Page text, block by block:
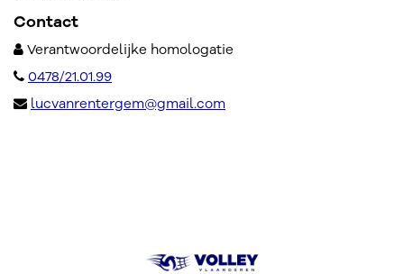
Contact
Verantwoordelijke homologatie
0478/21.01.99
lucvanrentergem@gmail.com